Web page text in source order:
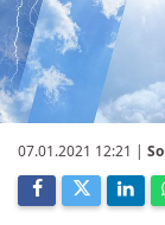
07.01.2021 12:21 |